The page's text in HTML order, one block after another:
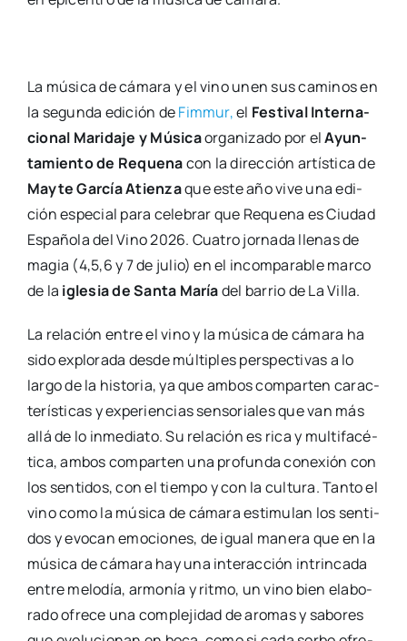
La músi­ca de cáma­ra y el vino unen sus cami­nos en
la segun­da edi­ción deFim­mur,el Fes­ti­val Inter­na­
cio­nal Mari­da­je y Músi­caorga­ni­za­do por elAyun­
ta­mien­to de Reque­nacon la direc­ción artís­ti­ca de
May­te Gar­cía Atien­zaque este año vive una edi­
ción espe­cial para cele­brar que Reque­na es Ciu­dad
Espa­ño­la del Vino 2026. Cua­tro jor­na­da lle­nas de
magia (4,5,6 y 7 de julio) en el incom­pa­ra­ble mar­co
de la igle­sia de San­ta Maríadel barrio de La Villa.
La rela­ción entre el vino y la músi­ca de cáma­ra ha
sido explo­ra­da des­de múl­ti­ples pers­pec­ti­vas a lo
lar­go de la his­to­ria, ya que ambos com­par­ten carac­
te­rís­ti­cas y expe­rien­cias sen­so­ria­les que van más
allá de lo inme­dia­to. Su rela­ción es rica y mul­ti­fa­cé­
ti­ca, ambos com­par­ten una pro­fun­da cone­xión con
los sen­ti­dos, con el tiem­po y con la cul­tu­ra. Tan­to el
vino como la músi­ca de cáma­ra esti­mu­lan los sen­ti­
dos y evo­can emo­cio­nes, de igual mane­ra que en la
músi­ca de cáma­ra hay una inter­ac­ción intrin­ca­da
entre melo­día, armo­nía y rit­mo, un vino bien ela­bo­
ra­do ofre­ce una com­ple­ji­dad de aro­mas y sabo­res